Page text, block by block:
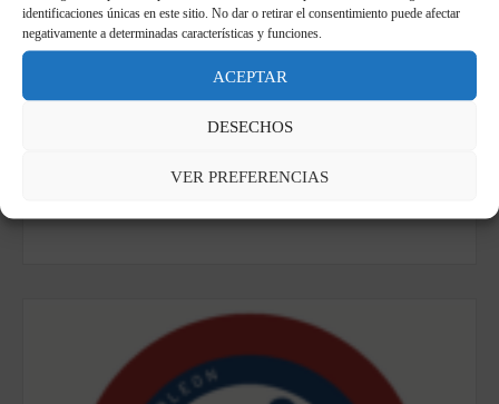
identificaciones únicas en este sitio. No dar o retirar el consentimiento puede afectar
negativamente a determinadas características y funciones.
ACEPTAR
DESECHOS
VER PREFERENCIAS
Viernes 1 de abril, Milán.